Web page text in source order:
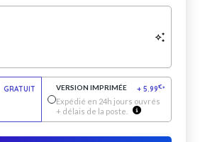
GRATUIT
VERSION IMPRIMÉE + 5.99€*
Expédié en 24h jours ouvrés
+ délais de la poste.